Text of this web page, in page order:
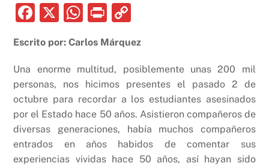
F
c
e
b
o
o
k
X
W
at
s
A
p
p
P
nt p
y
Li
n
k
Escrito por: Carlos Márquez
Una enorme multitud, posiblemente unas 200 mil
personas, nos hicimos presentes el pasado 2 de
octubre para recordar a los estudiantes asesinados
por el Estado hace 50 años. Asistieron compañeros de
diversas generaciones, había muchos compañeros
entrados en años habidos de comentar sus
experiencias vividas hace 50 años, así hayan sido